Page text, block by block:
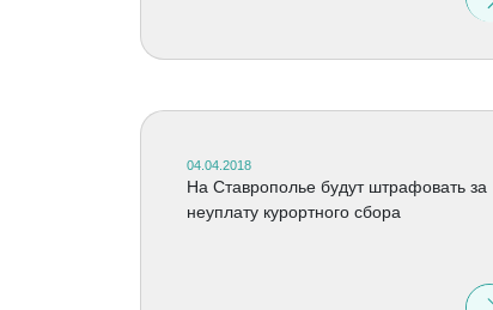
04.04.2018
На Ставрополье будут штрафовать за
неуплату курортного сбора